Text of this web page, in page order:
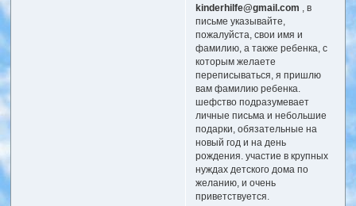
kinderhilfe@gmail.com , в
письме указывайте,
пожалуйста, свои имя и
фамилию, а также ребенка, с
которым желаете
переписываться, я пришлю
вам фамилию ребенка.
шефство подразумевает
личные письма и небольшие
подарки, обязательные на
новый год и на день
рождения. участие в крупных
нуждах детского дома по
желанию, и очень
приветствуется.